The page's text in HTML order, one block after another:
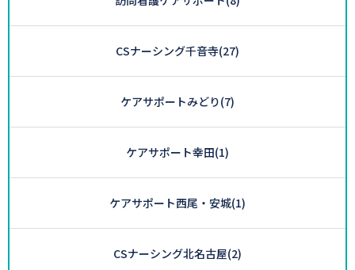
CSナーシング千音寺(27)
ケアサポートみどり(7)
ケアサポート幸田(1)
ケアサポート西尾・安城(1)
CSナーシング北名古屋(2)